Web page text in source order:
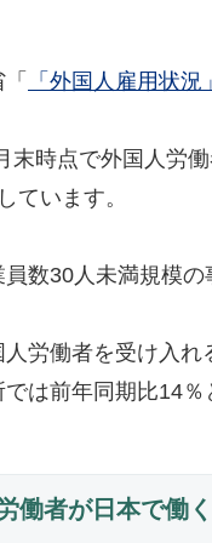
「外国人雇用状
末時点で外国人労
ています。
数30人未満規模の
人労働者を受け入
は前年同期比14％
働者が日本で働